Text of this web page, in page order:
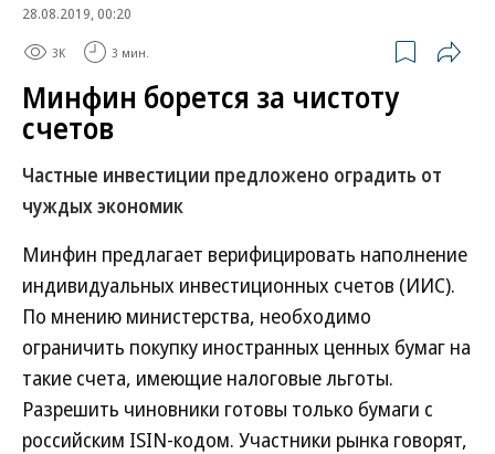
28.08.2019, 00:20
3K 3 мин.
Минфин борется за чистоту
счетов
Частные инвестиции предложено оградить от
чуждых экономик
Минфин предлагает верифицировать наполнение
индивидуальных инвестиционных счетов (ИИС).
По мнению министерства, необходимо
ограничить покупку иностранных ценных бумаг на
такие счета, имеющие налоговые льготы.
Разрешить чиновники готовы только бумаги с
российским ISIN-кодом. Участники рынка говорят,